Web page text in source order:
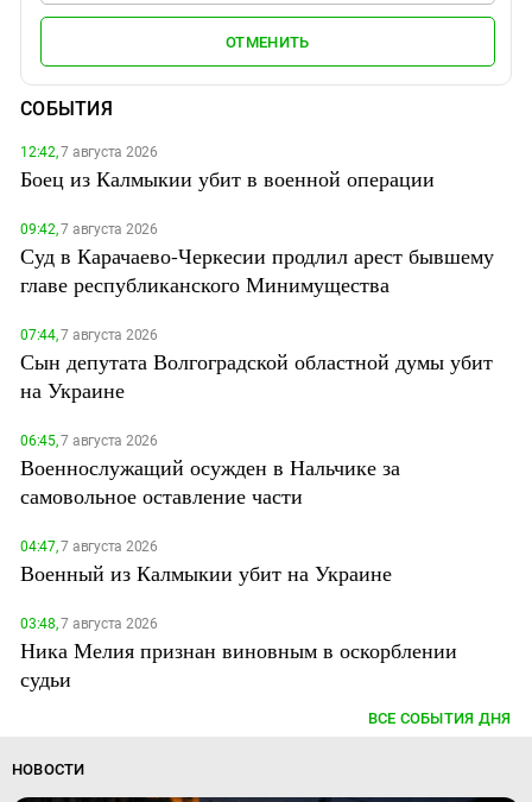
ОТМЕНИТЬ
СОБЫТИЯ
12:42,7 августа 2026
Боец из Калмыкии убит в военной операции
09:42,7 августа 2026
Суд в Карачаево-Черкесии продлил арест бывшему
главе республиканского Минимущества
07:44,7 августа 2026
Сын депутата Волгоградской областной думы убит
на Украине
06:45,7 августа 2026
Военнослужащий осужден в Нальчике за
самовольное оставление части
04:47,7 августа 2026
Военный из Калмыкии убит на Украине
03:48,7 августа 2026
Ника Мелия признан виновным в оскорблении
судьи
ВСЕ СОБЫТИЯ ДНЯ
НОВОСТИ